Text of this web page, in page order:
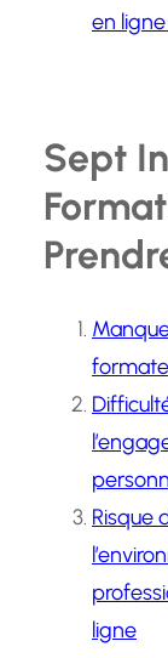
en
Sept
Risque
ligne